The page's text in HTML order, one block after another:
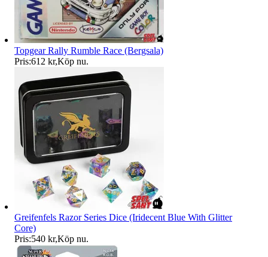
Topgear Rally Rumble Race (Bergsala)
Pris:612 kr,Köp nu.
Greifenfels Razor Series Dice (Iridecent Blue With Glitter
Core)
Pris:540 kr,Köp nu.